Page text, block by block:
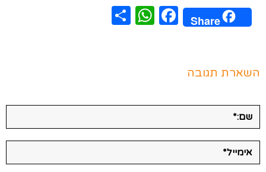
Share
Facebook
WhatsApp
השארת תגובה
שם:*
אימייל*